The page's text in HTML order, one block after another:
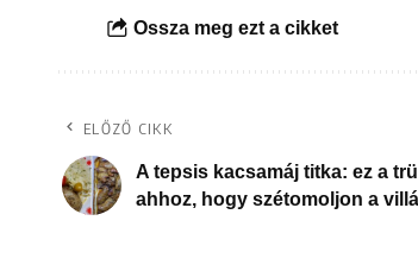
Ossza meg ezt a cikket
ELŐZŐ CIKK
A tepsis kacsamáj titka: ez a
ahhoz, hogy szétomoljon a